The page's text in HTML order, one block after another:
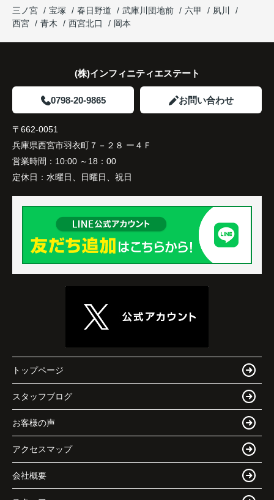
と大変喜ばれ、この住まいを選ばれました。
住み替え後は家族それぞれの通勤・通学時間が短く
家族全員にとって、将来を見据えた良い選択だった
三ノ宮
宝塚 春日野道 武庫川団地前 六甲
夙川
西宮
青木 西宮北口 岡本
(株)インフィニティエステート
0798-20-9865 お問い合わせ
〒662-0051
兵庫県西宮市羽衣町７－２８ ー４Ｆ
営業時間： 10:00 ～18：00
定休日： 水曜日、日曜日、祝日
トップページ
スタッフブログ
お客様の声
アクセスマップ
会社概要